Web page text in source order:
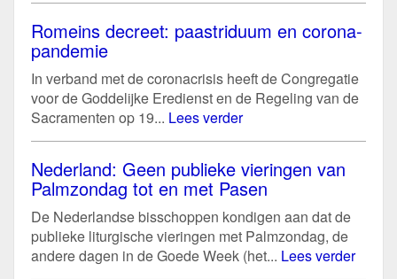
Romeins decreet: paastriduum en corona-
pandemie
In verband met de coronacrisis heeft de Congregatie
voor de Goddelijke Eredienst en de Regeling van de
Sacramenten op 19... Lees verder
Nederland: Geen publieke vieringen van
Palmzondag tot en met Pasen
De Nederlandse bisschoppen kondigen aan dat de
publieke liturgische vieringen met Palmzondag, de
andere dagen in de Goede Week (het... Lees verder